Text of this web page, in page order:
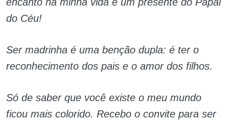
do Céu!
Ser madrinha é uma benção dupla: é ter o
reconhecimento dos pais e o amor dos filhos.
Só de saber que você existe o meu mundo
ficou mais colorido. Recebo o convite para ser